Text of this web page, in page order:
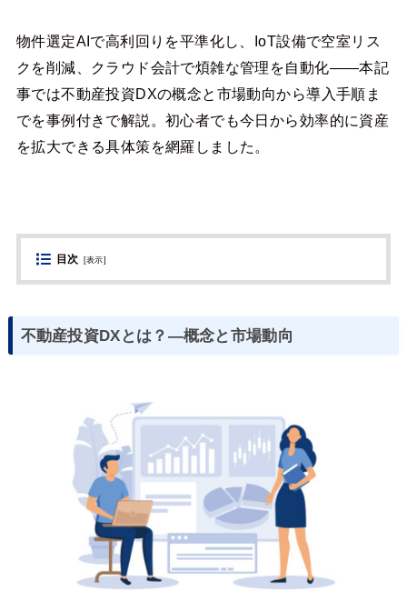
物件選定AIで高利回りを平準化し、IoT設備で空室リス
クを削減、クラウド会計で煩雑な管理を自動化――本記
事では不動産投資DXの概念と市場動向から導入手順ま
でを事例付きで解説。初心者でも今日から効率的に資産
を拡大できる具体策を網羅しました。
目次 [表示]
不動産投資DXとは？―概念と市場動向